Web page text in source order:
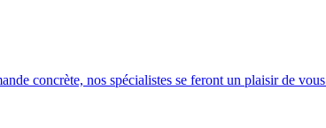
concrète, nos spécialistes se feront un plaisir de